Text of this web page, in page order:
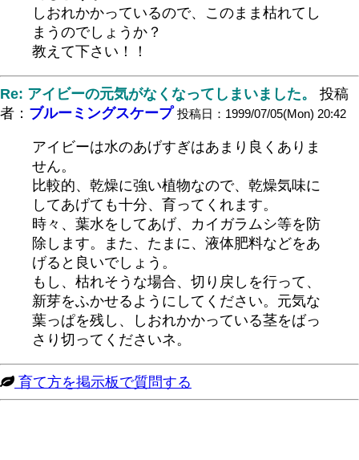
しおれかかっているので、このまま枯れてし
まうのでしょうか？
教えて下さい！！
Re: アイビーの元気がなくなってしまいました。
投稿
者： ブルーミングスケープ 投稿日：1999/07/05(Mon) 20:42
アイビーは水のあげすぎはあまり良くありま
せん。
比較的、乾燥に強い植物なので、乾燥気味に
してあげても十分、育ってくれます。
時々、葉水をしてあげ、カイガラムシ等を防
除します。また、たまに、液体肥料などをあ
げると良いでしょう。
もし、枯れそうな場合、切り戻しを行って、
新芽をふかせるようにしてください。元気な
葉っぱを残し、しおれかかっている茎をばっ
さり切ってくださいネ。
育て方を掲示板で質問する